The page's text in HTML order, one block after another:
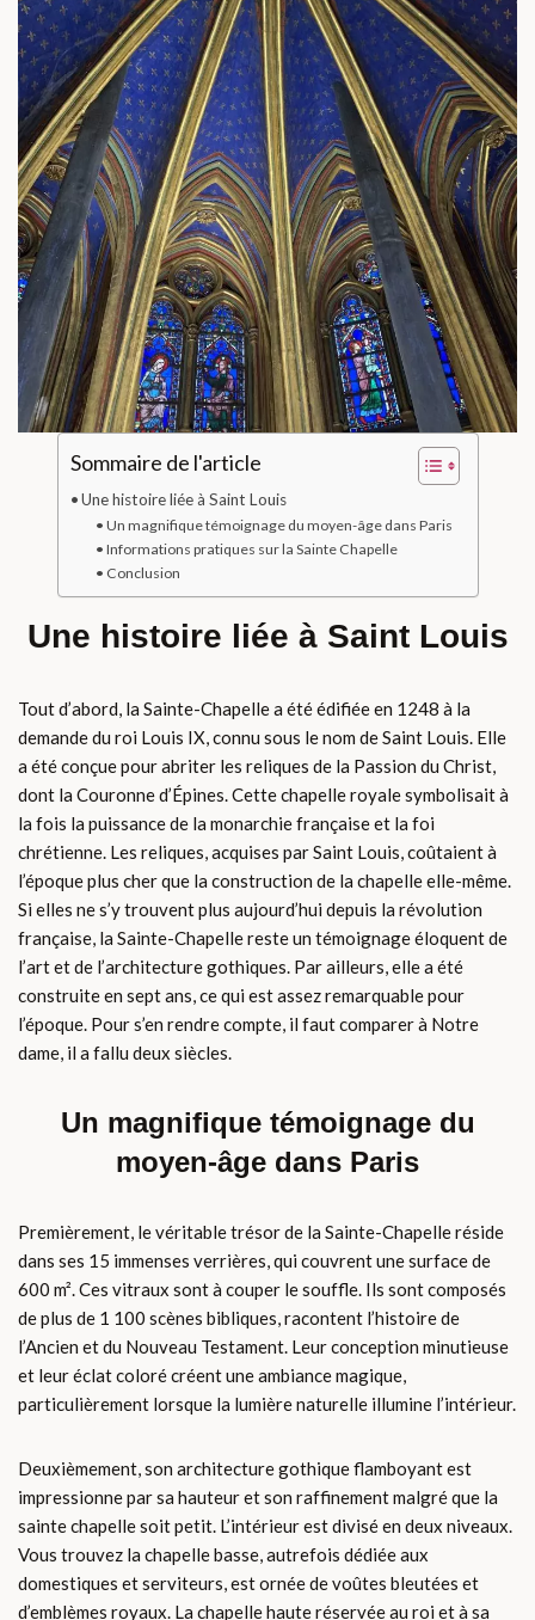
Sommaire de l'article
Une histoire liée à Saint Louis
Un magnifique témoignage du moyen-âge dans Paris
Informations pratiques sur la Sainte Chapelle
Conclusion
Une histoire liée à Saint Louis
Tout d’abord, la Sainte-Chapelle a été édifiée en 1248 à la
demande du roi Louis IX, connu sous le nom de Saint Louis. Elle
a été conçue pour abriter les reliques de la Passion du Christ,
dont la Couronne d’Épines. Cette chapelle royale symbolisait à
la fois la puissance de la monarchie française et la foi
chrétienne. Les reliques, acquises par Saint Louis, coûtaient à
l’époque plus cher que la construction de la chapelle elle-même.
Si elles ne s’y trouvent plus aujourd’hui depuis la révolution
française, la Sainte-Chapelle reste un témoignage éloquent de
l’art et de l’architecture gothiques. Par ailleurs, elle a été
construite en sept ans, ce qui est assez remarquable pour
l’époque. Pour s’en rendre compte, il faut comparer à Notre
dame, il a fallu deux siècles.
Un magnifique témoignage du
moyen-âge dans Paris
Premièrement, le véritable trésor de la Sainte-Chapelle réside
dans ses 15 immenses verrières, qui couvrent une surface de
600 m². Ces vitraux sont à couper le souffle. Ils sont composés
de plus de 1 100 scènes bibliques, racontent l’histoire de
l’Ancien et du Nouveau Testament. Leur conception minutieuse
et leur éclat coloré créent une ambiance magique,
particulièrement lorsque la lumière naturelle illumine l’intérieur.
Deuxièmement, son architecture gothique flamboyant est
impressionne par sa hauteur et son raffinement malgré que la
sainte chapelle soit petit. L’intérieur est divisé en deux niveaux.
Vous trouvez la chapelle basse, autrefois dédiée aux
domestiques et serviteurs, est ornée de voûtes bleutées et
d’emblèmes royaux. La chapelle haute réservée au roi et à sa